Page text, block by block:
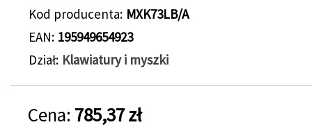
Kod producenta MXK73LB/A
EAN 195949654923
Dział Klawiatury i myszki
Cena: 785,37 zł